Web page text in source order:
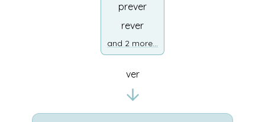
prever
rever
and 2 more...
ver